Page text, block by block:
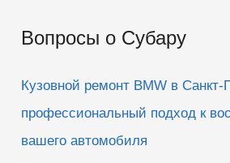
с
Вопросы о Субару
Кузовной ремонт BMW в Санкт-
профессиональный подход к
вашего автомобиля